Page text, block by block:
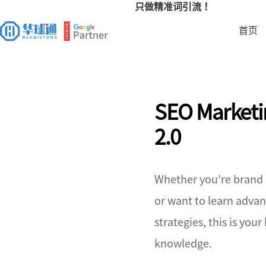
只做精准词引流！
首页
SEO
2.0
Whether you’re brand
or want to learn
strategies, this is your
knowledge.